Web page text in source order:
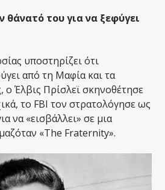
θάνατό του για να ξεφύγει
υποστηρίζει ότι
από τη Μαφία και τα
ο Έλβις Πρίσλεϊ σκηνοθέτησε
το FBI τον στρατολόγησε ως
να «εισβάλλει» σε μια
«The Fraternity».